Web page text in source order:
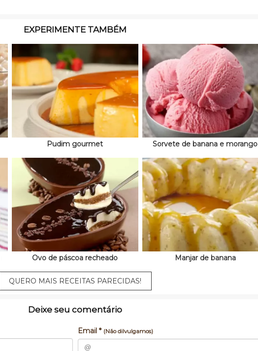
EXPERIMENTE TAMBÉM
Pudim gourmet Sorvete de banana e morango
Ovo de páscoa recheado Manjar de banana
QUERO MAIS RECEITAS PARECIDAS!
Deixe seu comentário
Email * (Não dilvulgamos)